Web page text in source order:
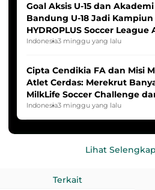
Goal Aksis U-15 dan
Bandung U-18 Jadi Kampiun
HYDROPLUS Soccer League
2025/2026
Indonesia3 minggu yang lalu
Cipta Cendikia FA dan Misi
Atlet Cerdas: Merekrut
MilkLife Soccer Challenge
HYDROPLUS Soccer League
Indonesia3 minggu yang lalu
Lihat
Terkait